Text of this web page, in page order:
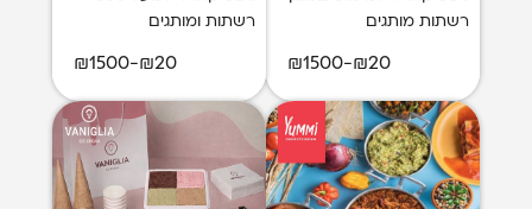
רשתות מותגים
₪20-₪1500
רשתות ומותגים
₪20-₪1500